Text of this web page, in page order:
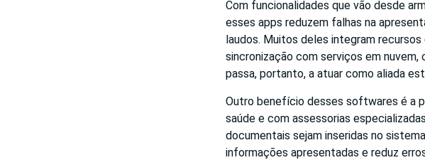
Com funcionalidades que vão desde
esses apps reduzem falhas na
laudos. Muitos deles integram
sincronização com serviços em
passa, portanto, a atuar como aliada
Outro benefício desses softwares é a
saúde e com assessorias
documentais sejam inseridas no
informações apresentadas e reduz